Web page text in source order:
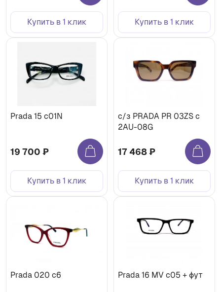
Купить в 1 клик Купить в 1 клик
Prada 15 c01N
19 700 ₽
Купить в 1 клик
c/з PRADA PR 03ZS c
2AU-08G
17 468 ₽
Купить в 1 клик
Prada 020 c6 Prada 16 MV с05 + фут